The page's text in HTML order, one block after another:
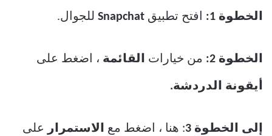
الخطوة 1: افتح تطبيق Snapchat للجوال.
الخطوة 2: من خيارات القائمة ، اضغط على
أيقونة الدردشة.
إلى الخطوة 3 : هنا ، اضغط مع الاستمرار على